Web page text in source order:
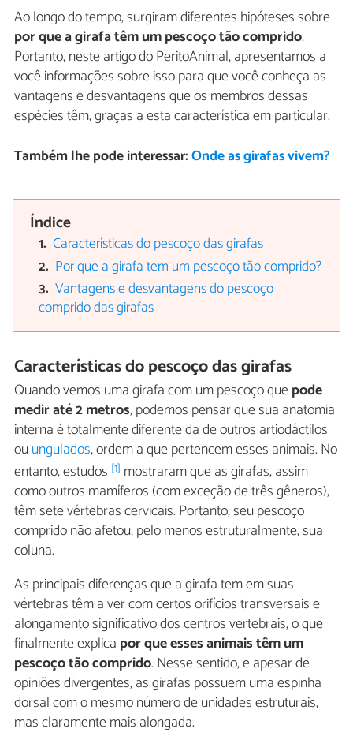
Ao longo do tempo, surgiram diferentes hipóteses sobre
por que a girafa têm um pescoço tão comprido.
Portanto, neste artigo do PeritoAnimal, apresentamos a
você informações sobre isso para que você conheça as
vantagens e desvantagens que os membros dessas
espécies têm, graças a esta característica em particular.
Também lhe pode interessar:Onde as girafas vivem?
Índice
Características do pescoço das girafas
Por que a girafa tem um pescoço tão comprido?
Vantagens e desvantagens do pescoço
comprido das girafas
Características do pescoço das girafas
Quando vemos uma girafa com um pescoço quepode
medir até 2 metros, podemos pensar que sua anatomia
interna é totalmente diferente da de outros artiodáctilos
ouungulados, ordem a que pertencem esses animais. No
entanto, estudos [1] mostraram que as girafas, assim
como outros mamíferos (com exceção de três gêneros),
têm sete vértebras cervicais. Portanto, seu pescoço
comprido não afetou, pelo menos estruturalmente, sua
coluna.
As principais diferenças que a girafa tem em suas
vértebras têm a ver com certos orifícios transversais e
alongamento significativo dos centros vertebrais, o que
finalmente explica por que esses animais têm um
pescoço tão comprido. Nesse sentido, e apesar de
opiniões divergentes, as girafas possuem uma espinha
dorsal com o mesmo número de unidades estruturais,
mas claramente mais alongada.